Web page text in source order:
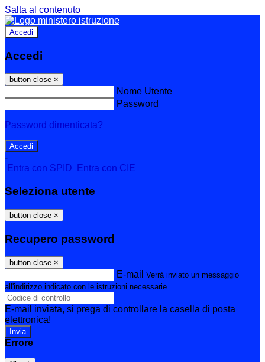
Salta al contenuto
Accedi
Accedi
button close ×
Nome Utente
Password
Password dimenticata?
-
Entra con SPID
Entra con CIE
Seleziona utente
button close ×
Recupero password
button close ×
E-mail Verrà inviato un messaggio
all'indirizzo indicato con le istruzioni necessarie.
E-mail inviata, si prega di controllare la casella di posta
elettronica!
Errore